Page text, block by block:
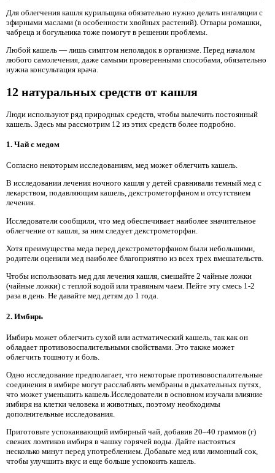
Для облегчения кашля курильщика обязательно нужно делать ингаляции с
эфирными маслами (в особенности хвойных растений). Отвары ромашки,
чабреца и богульника тоже помогут в решении проблемы.
Любой кашель — лишь симптом неполадок в организме. Перед началом
любого самолечения, даже самыми проверенными способами, обязательно
нужна консультация врача.
12 натуральных средств от кашля
Люди используют ряд природных средств, чтобы вылечить постоянный
кашель. Здесь мы рассмотрим 12 из этих средств более подробно.
1. Чай с медом
Согласно некоторым исследованиям, мед может облегчить кашель.
В исследовании лечения ночного кашля у детей сравнивали темный мед с
лекарством, подавляющим кашель, декстрометорфаном и отсутствием
лечения.
Исследователи сообщили, что мед обеспечивает наиболее значительное
облегчение от кашля, за ним следует декстрометорфан.
Хотя преимущества меда перед декстрометорфаном были небольшими,
родители оценили мед наиболее благоприятно из всех трех вмешательств.
Чтобы использовать мед для лечения кашля, смешайте 2 чайные ложки
(чайные ложки) с теплой водой или травяным чаем. Пейте эту смесь 1-2
раза в день. Не давайте мед детям до 1 года.
2. Имбирь
Имбирь может облегчить сухой или астматический кашель, так как он
обладает противовоспалительными свойствами. Это также может
облегчить тошноту и боль.
Одно исследование предполагает, что некоторые противовоспалительные
соединения в имбире могут расслаблять мембраны в дыхательных путях,
что может уменьшить кашель.Исследователи в основном изучали влияние
имбиря на клетки человека и животных, поэтому необходимы
дополнительные исследования.
Приготовьте успокаивающий имбирный чай, добавив 20–40 граммов (г)
свежих ломтиков имбиря в чашку горячей воды. Дайте настояться
несколько минут перед употреблением. Добавьте мед или лимонный сок,
чтобы улучшить вкус и еще больше успокоить кашель.